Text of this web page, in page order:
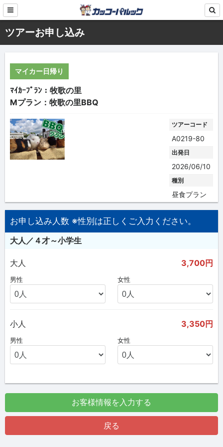
ツアーお申し込み
マイカー日帰り
ﾏｲｶｰﾌﾟﾗﾝ：牧歌の里
Mプラン：牧歌の里BBQ
ツアーコード
A0219-80
出発日
2026/06/10
種別
昼食プラン
お申し込み人数 ※性別は正しくご入力ください。
大人／４才～小学生
大人 3,700円
男性 女性
小人 3,350円
男性 女性
お客様情報を入力する
戻る